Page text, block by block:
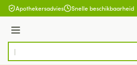
Ga naar de inhoud
Apothekersadvies Snelle beschikbaarheid
Menu
Product, merk, categorie...